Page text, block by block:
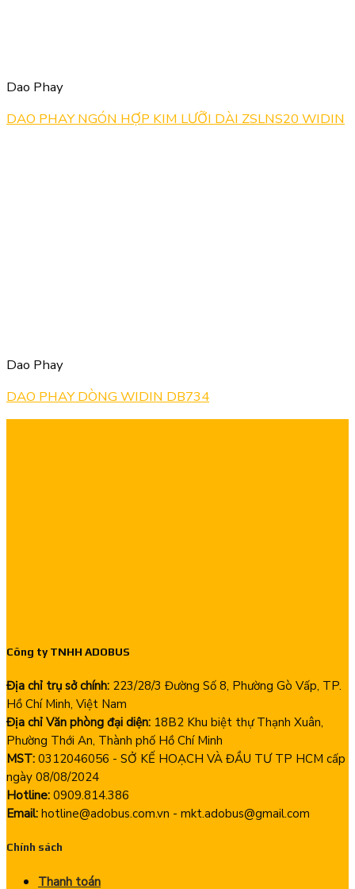
Dao Phay
DAO PHAY NGÓN HỢP KIM LƯỠI DÀI ZSLNS20 WIDIN
Dao Phay
DAO PHAY DÒNG WIDIN DB734
Công ty TNHH ADOBUS
Địa chỉ trụ sở chính: 223/28/3 Đường Số 8, Phường Gò Vấp, TP.
Hồ Chí Minh, Việt Nam
Địa chỉ Văn phòng đại diện: 18B2 Khu biệt thự Thạnh Xuân,
Phường Thới An, Thành phố Hồ Chí Minh
MST: 0312046056 - SỞ KẾ HOẠCH VÀ ĐẦU TƯ TP HCM cấp
ngày 08/08/2024
Hotline: 0909.814.386
Email: hotline@adobus.com.vn - mkt.adobus@gmail.com
Chính sách
Thanh toán